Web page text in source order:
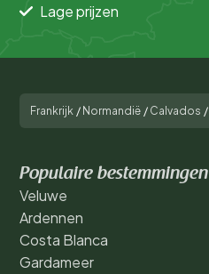
Lage prijzen
Frankrijk / Normandië / Calvados /
Populaire bestemmingen
Veluwe
Ardennen
Costa Blanca
Gardameer